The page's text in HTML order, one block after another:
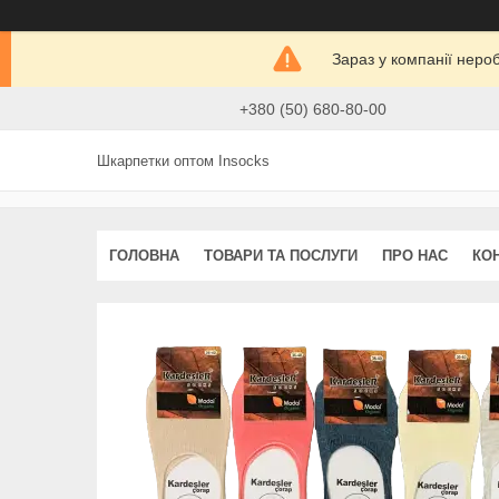
Зараз у компанії
+380 (50) 680-80-00
Шкарпетки оптом Insocks
ГОЛОВНА ТОВАРИ ТА ПОСЛУГИ ПРО НАС